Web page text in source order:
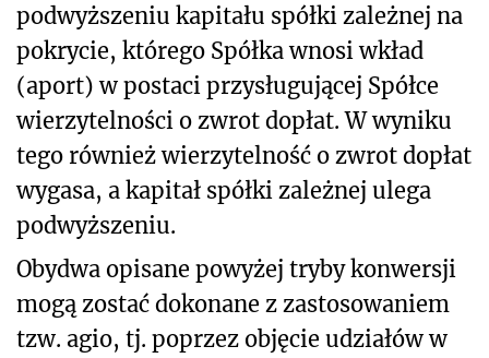
podwyższeniu kapitału spółki zależnej na
pokrycie, którego Spółka wnosi wkład
(aport) w postaci przysługującej Spółce
wierzytelności o zwrot dopłat. W wyniku
tego również wierzytelność o zwrot dopłat
wygasa, a kapitał spółki zależnej ulega
podwyższeniu.
Obydwa opisane powyżej tryby konwersji
mogą zostać dokonane z zastosowaniem
tzw. agio, tj. poprzez objęcie udziałów w